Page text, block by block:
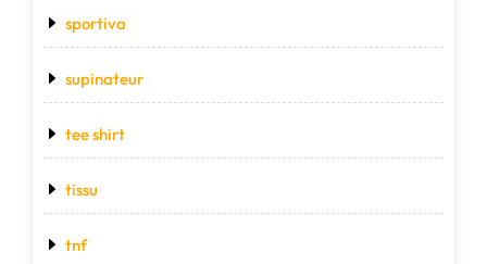
sportiva
supinateur
tee shirt
tissu
tnf